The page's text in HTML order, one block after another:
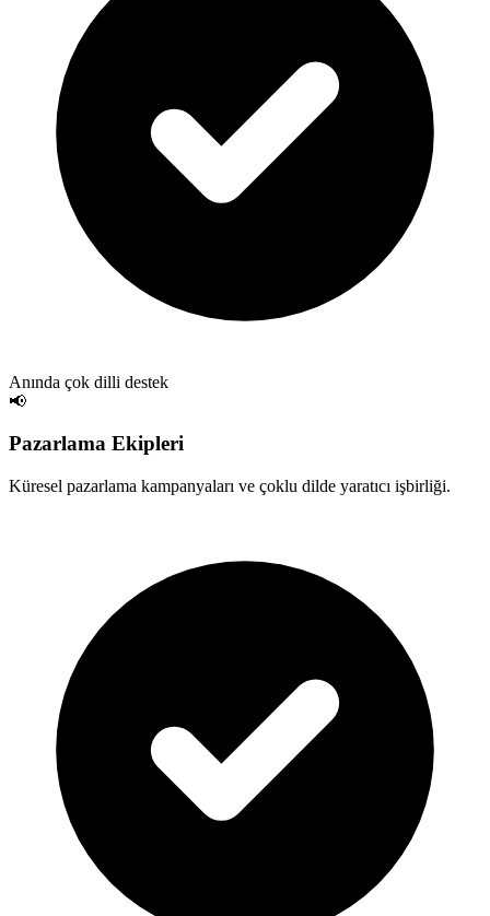
Anında çok dilli destek
📢
Pazarlama Ekipleri
Küresel pazarlama kampanyaları ve çoklu dilde yaratıcı işbirliği.